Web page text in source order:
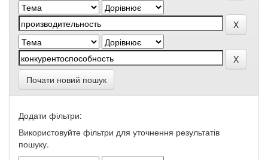
Почати новий пошук
Додати фільтри:
Використовуйте фільтри для уточнення результатів
пошуку.